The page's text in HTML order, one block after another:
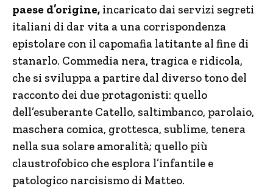
paese d’origine, incaricato dai servizi segreti
italiani di dar vita a una corrispondenza
epistolare con il capomafia latitante al fine di
stanarlo. Commedia nera, tragica e ridicola,
che si sviluppa a partire dal diverso tono del
racconto dei due protagonisti: quello
dell’esuberante Catello, saltimbanco, parolaio,
maschera comica, grottesca, sublime, tenera
nella sua solare amoralità; quello più
claustrofobico che esplora l’infantile e
patologico narcisismo di Matteo.